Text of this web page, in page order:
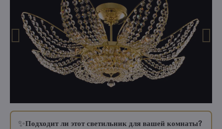
✨Подходит ли этот светильник для вашей комнаты?